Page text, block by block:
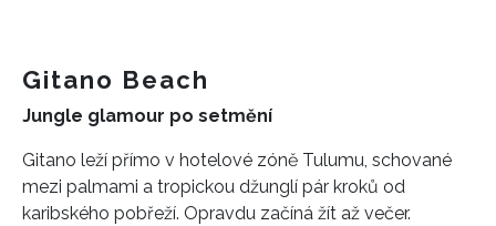
Gitano Beach
Jungle glamour po setmění
Gitano leží přímo v hotelové zóně Tulumu, schované
mezi palmami a tropickou džunglí pár kroků od
karibského pobřeží. Opravdu začíná žít až večer.